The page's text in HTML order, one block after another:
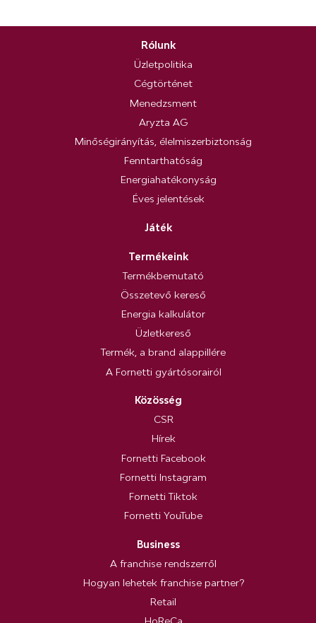
Rólunk
Üzletpolitika
Cégtörténet
Menedzsment
Aryzta AG
Minőségirányítás, élelmiszerbiztonság
Fenntarthatóság
Energiahatékonyság
Éves jelentések
Játék
Termékeink
Termékbemutató
Összetevő kereső
Energia kalkulátor
Üzletkereső
Termék, a brand alappillére
A Fornetti gyártósorairól
Közösség
CSR
Hírek
Fornetti Facebook
Fornetti Instagram
Fornetti Tiktok
Fornetti YouTube
Business
A franchise rendszerről
Hogyan lehetek franchise partner?
Retail